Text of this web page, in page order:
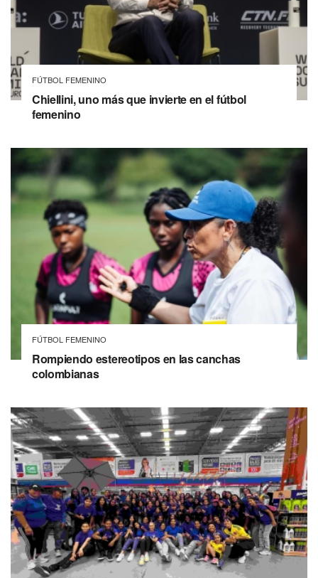
FÚTBOL FEMENINO
Chiellini, uno más que invierte en el fútbol
femenino
FÚTBOL FEMENINO
Rompiendo estereotipos en las canchas
colombianas